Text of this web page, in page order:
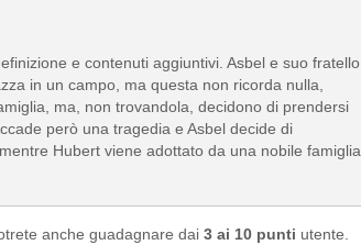
e contenuti aggiuntivi. Asbel e suo fratello
in un campo, ma questa non ricorda nulla,
ma, non trovandola, decidono di prendersi
però una tragedia e Asbel decide di
Hubert viene adottato da una nobile famiglia
anche guadagnare dai 3 ai 10 punti utente.